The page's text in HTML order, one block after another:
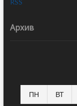
Архив
ПН ВТ